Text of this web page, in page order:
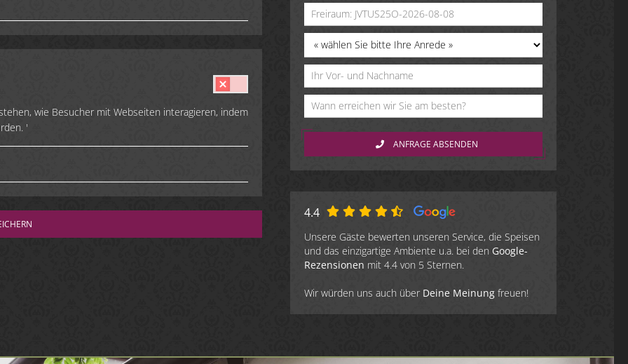
wie Besucher mit Webseiten interagieren, indem
'
ANFRAGE ABSENDEN
4.4
Unsere Gäste bewerten unseren Service, die Speisen
und das einzigartige Ambiente u.a. bei den Google-
Rezensionen mit 4.4 von 5 Sternen.
Wir würden uns auch über Deine Meinung freuen!